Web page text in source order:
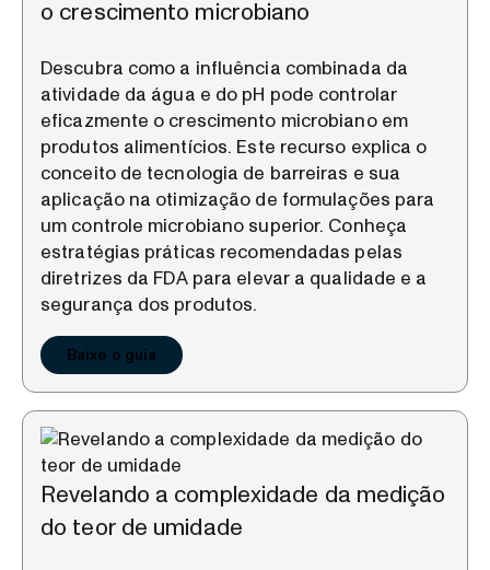
o crescimento microbiano
Descubra como a influência combinada da
atividade da água e do pH pode controlar
eficazmente o crescimento microbiano em
produtos alimentícios. Este recurso explica o
conceito de tecnologia de barreiras e sua
aplicação na otimização de formulações para
um controle microbiano superior. Conheça
estratégias práticas recomendadas pelas
diretrizes da FDA para elevar a qualidade e a
segurança dos produtos.
Baixe o guia
Revelando a complexidade da medição
do teor de umidade